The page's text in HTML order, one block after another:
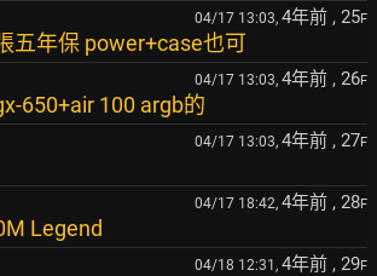
04/17 13:03, 4年前 , 25F
五年保 power+case也可
04/17 13:03, 4年前 , 26F
650+air 100 argb的
04/17 13:03, 4年前 , 27F
04/17 18:42, 4年前 , 28F
Legend
04/18 12:31, 4年前 , 29F